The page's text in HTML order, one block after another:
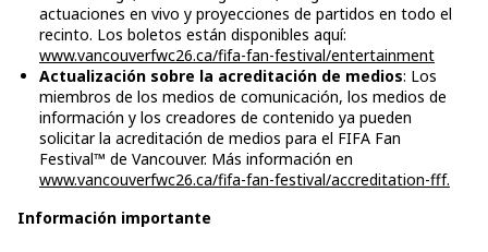
actuaciones en vivo y proyecciones de partidos en todo el
recinto. Los boletos están disponibles aquí:
www.vancouverfwc26.ca/fifa-fan-festival/entertainment
Actualización sobre la acreditación de medios: Los
miembros de los medios de comunicación, los medios de
información y los creadores de contenido ya pueden
solicitar la acreditación de medios para el FIFA Fan
Festival™ de Vancouver. Más información en
www.vancouverfwc26.ca/fifa-fan-festival/accreditation-fff.
Información importante